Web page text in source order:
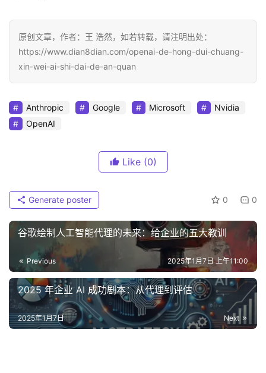
原创文章，作者：王 浩然，如若转载，请注明出处：
https://www.dian8dian.com/openai-de-hong-dui-chuang-
xin-wei-ai-shi-dai-de-an-quan
Anthropic Google Microsoft
Nvidia
OpenAI
Like (0)
0 0
Generate poster
谷歌绘制人工智能代理的未来：给企业的五大教训
Previous 2025年1月7日 上午11:00
2025 年企业 AI 成功剧本：从代理到评估
Next
2025年1月7日